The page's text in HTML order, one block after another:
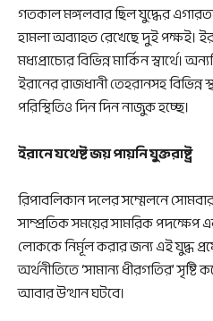
গতকাল মঙ্গলবার ছিল যুদ্ধের
হামলা অব্যাহত রেখেছে দুই পক্ষই।
মধ্যপ্রাচ্যের বিভিন্ন মার্কিন স্বার্থে।
ইরানের রাজধানী তেহরানসহ বিভিন্ন
পরিস্থিতিও দিন দিন নাজুক হচ্ছে।
ইরানে যথেষ্ট জয় পায়নি যুক্তরাষ্ট্র
রিপাবলিকান দলের সম্মেলনে
সাম্প্রতিক সময়ের সামরিক পদক্ষেপ
লোককে নির্মূল করার জন্য এই যুদ্ধ
অর্থনীতিতে ‘সামান্য ধীরগতির’
আবার উত্থান ঘটবে।